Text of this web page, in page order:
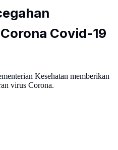
Covid-19
Kesehatan memberikan
virus Corona.